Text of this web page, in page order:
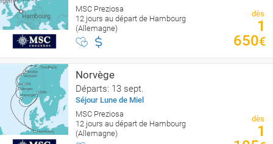
MSC Preziosa
12 jours au départ de Hambourg
(Allemagne)
dès
1
650€
Norvège
Départs: 13 sept.
Séjour Lune de Miel
MSC Preziosa
12 jours au départ de Hambourg
(Allemagne)
dès
1